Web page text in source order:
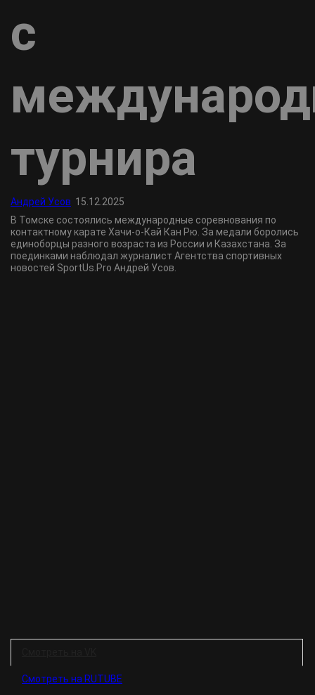
с
турнира
Андрей Усов 15.12.2025
В Томске состоялись международные соревнования по
контактному карате Хачи-о-Кай Кан Рю. За медали боролись
единоборцы разного возраста из России и Казахстана. За
поединками наблюдал журналист Агентства спортивных
новостей SportUs.Pro Андрей Усов.
Смотреть на RUTUBE